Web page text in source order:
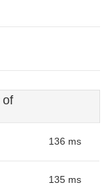
of
136 ms
135 ms